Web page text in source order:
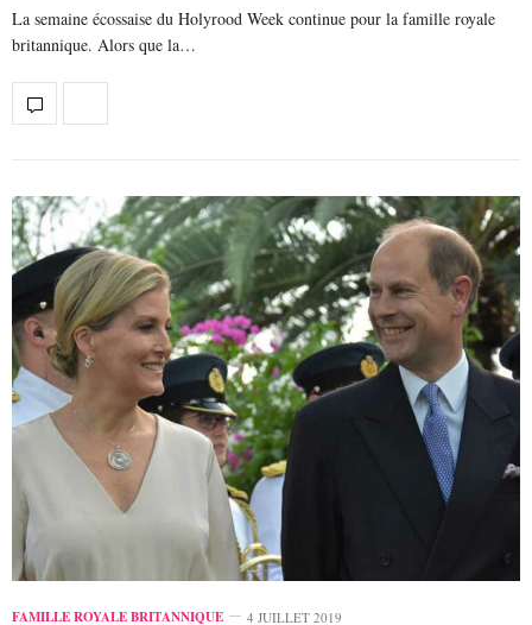
La semaine écossaise du Holyrood Week continue pour la famille royale
britannique. Alors que la…
FAMILLE ROYALE BRITANNIQUE 4 JUILLET 2019